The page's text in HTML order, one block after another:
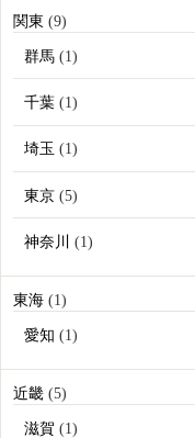
関東 (9)
群馬 (1)
千葉 (1)
埼玉 (1)
東京 (5)
神奈川 (1)
東海(1)
愛知 (1)
近畿(5)
滋賀 (1)